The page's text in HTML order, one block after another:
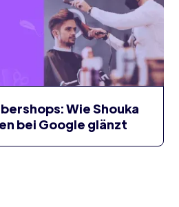
Wie Shouka
bei Google glänzt